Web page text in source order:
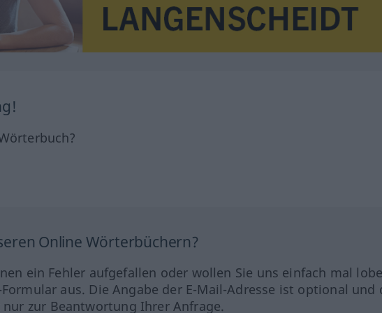
Online Wörterbüchern?
ein Fehler aufgefallen oder wollen Sie uns einfach mal
aus. Die Angabe der E-Mail-Adresse ist optional und
zur Beantwortung Ihrer Anfrage.